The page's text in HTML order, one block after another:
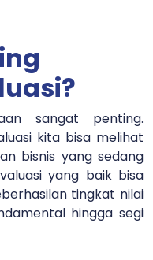
sangat penting.
kita bisa melihat
bisnis yang sedang
yang baik bisa
tingkat nilai
hingga segi